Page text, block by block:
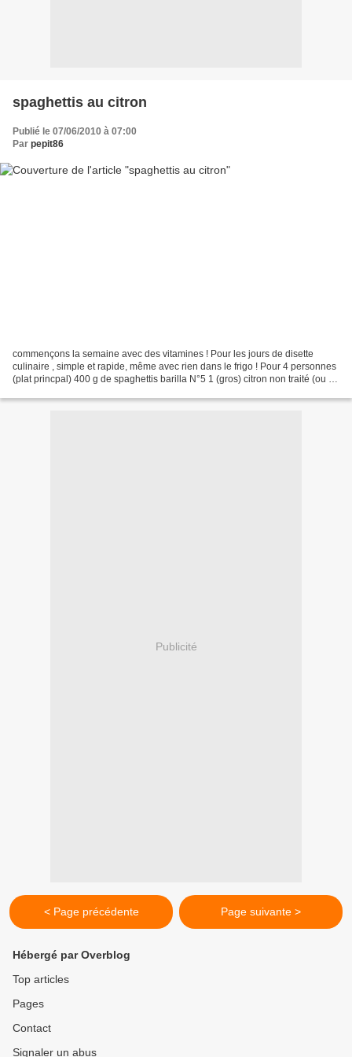
spaghettis au citron
Publié le 07/06/2010 à 07:00
Par pepit86
commençons la semaine avec des vitamines ! Pour les jours de disette
culinaire , simple et rapide, même avec rien dans le frigo ! Pour 4 personnes
(plat princpal) 400 g de spaghettis barilla N°5 1 (gros) citron non traité (ou 2
Publicité
< Page précédente Page suivante >
Hébergé par Overblog
Top articles
Pages
Contact
Signaler un abus